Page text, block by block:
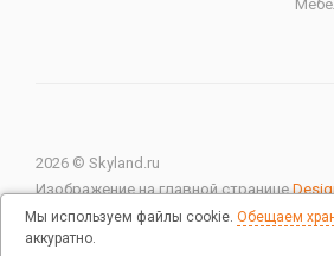
2026 © Skyland.ru
Изображение на главной странице
Мы используем файлы cookie. Обещаем
аккуратно.